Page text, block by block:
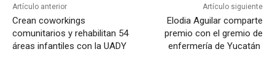
Artículo anterior
Crean coworkings
comunitarios y rehabilitan 54
áreas infantiles con la UADY
Artículo siguiente
Elodia Aguilar comparte
premio con el gremio de
enfermería de Yucatán